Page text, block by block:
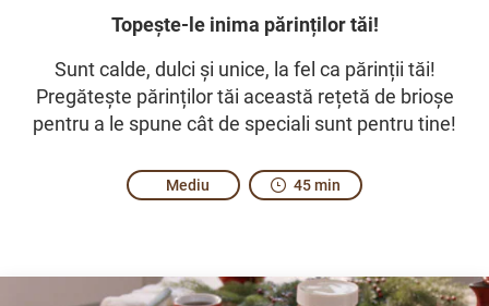
Topește-le inima părinților tăi!
Sunt calde, dulci și unice, la fel ca părinții tăi!
Pregătește părinților tăi această rețetă de brioșe
pentru a le spune cât de speciali sunt pentru tine!
Mediu 45 min